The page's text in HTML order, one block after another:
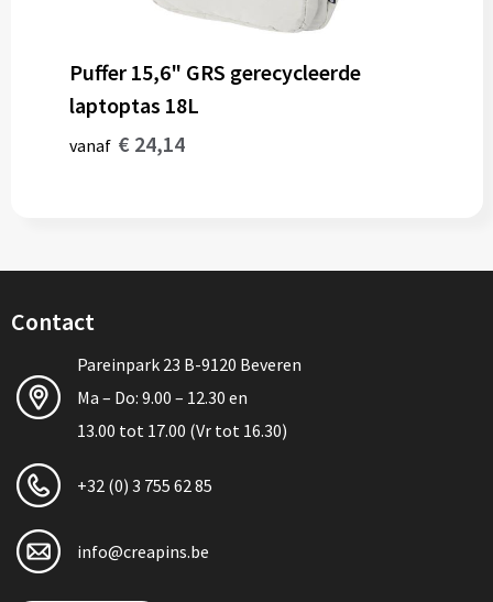
Puffer 15,6" GRS gerecycleerde
laptoptas 18L
vanaf € 24,14
Contact
Pareinpark 23 B-9120 Beveren
Ma – Do: 9.00 – 12.30 en
13.00 tot 17.00 (Vr tot 16.30)
+32 (0) 3 755 62 85
info@creapins.be